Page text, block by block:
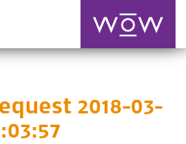
2018-03-